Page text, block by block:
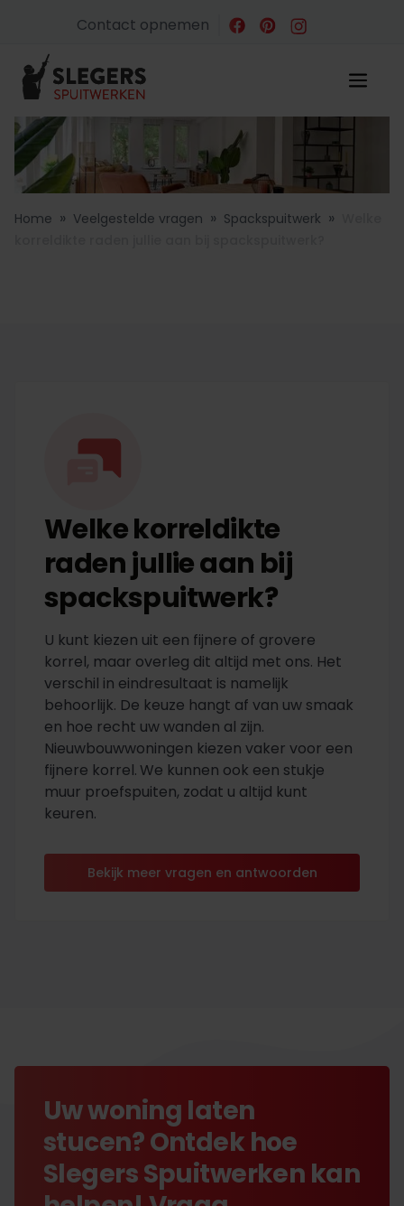
Contact opnemen
Home » Veelgestelde vragen » Spackspuitwerk »
Welke korreldikte
raden jullie aan bij
spackspuitwerk?
U kunt kiezen uit een fijnere of grovere
korrel, maar overleg dit altijd met ons. Het
verschil in eindresultaat is namelijk
behoorlijk. De keuze hangt af van uw smaak
en hoe recht uw wanden al zijn.
Nieuwbouwwoningen kiezen vaker voor een
fijnere korrel.We kunnen ook een stukje
muur proefspuiten, zodat u altijd kunt
keuren.
Bekijk meer vragen en antwoorden
Uw woning laten
stucen? Ontdek hoe
Slegers Spuitwerken kan